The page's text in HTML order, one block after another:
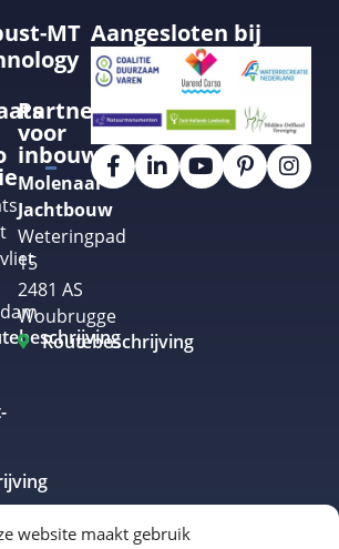
website maakt gebruik
MT
Partner
voor
inbouw
Molenaar
Jachtbouw
Weteringpad
15
2481 AS
Woubrugge
Routebeschrijving
Aangesloten bij